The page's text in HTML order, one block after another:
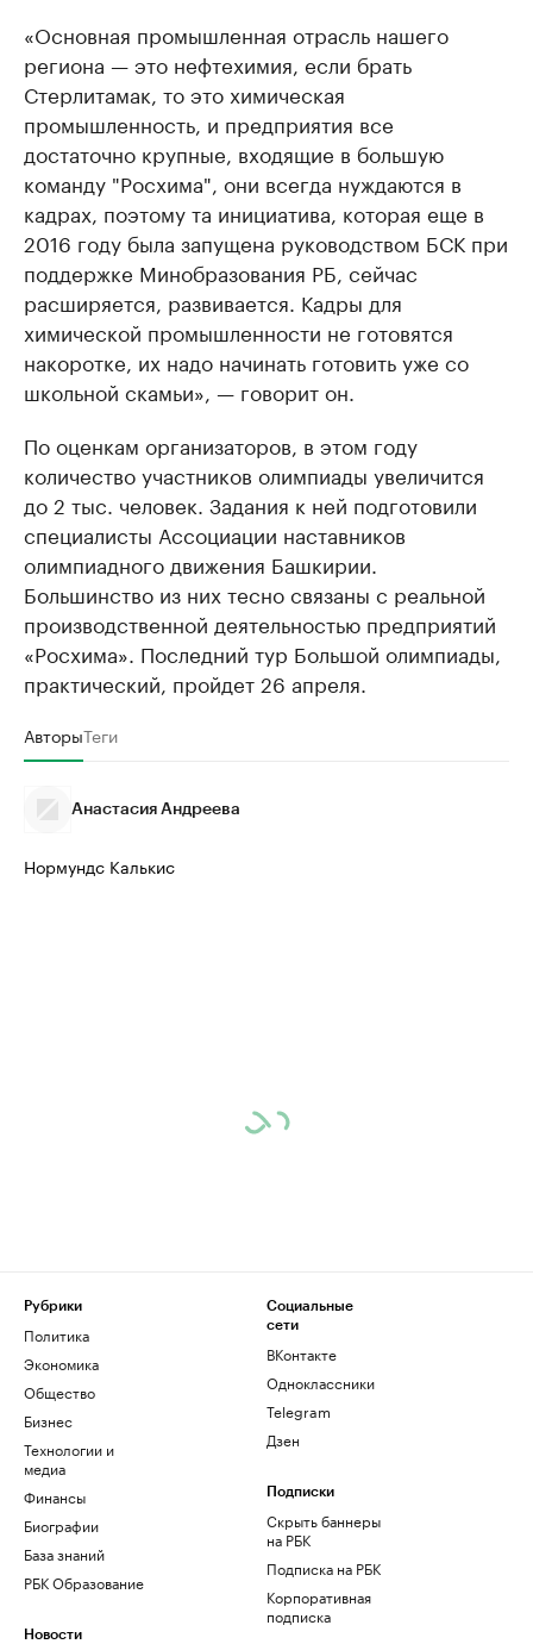
«Основная промышленная отрасль нашего
региона — это нефтехимия, если брать
Стерлитамак, то это химическая
промышленность, и предприятия все
достаточно крупные, входящие в большую
команду "Росхима", они всегда нуждаются в
кадрах, поэтому та инициатива, которая еще в
2016 году была запущена руководством БСК при
поддержке Минобразования РБ, сейчас
расширяется, развивается. Кадры для
химической промышленности не готовятся
накоротке, их надо начинать готовить уже со
школьной скамьи», — говорит он.
По оценкам организаторов, в этом году
количество участников олимпиады увеличится
до 2 тыс. человек. Задания к ней подготовили
специалисты Ассоциации наставников
олимпиадного движения Башкирии.
Большинство из них тесно связаны с реальной
производственной деятельностью предприятий
«Росхима». Последний тур Большой олимпиады,
практический, пройдет 26 апреля.
АвторыТеги
Анастасия Андреева
Нормундс Калькис
Рубрики
Политика
Экономика
Общество
Бизнес
Технологии и
медиа
Финансы
Биографии
База знаний
РБК Образование
Новости
Социальные
сети
ВКонтакте
Одноклассники
Telegram
Дзен
Подписки
Скрыть баннеры
на РБК
Подписка на РБК
Корпоративная
подписка